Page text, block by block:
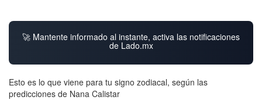
🚀 Mantente informado al instante, activa las notificaciones
de Lado.mx
Esto es lo que viene para tu signo zodiacal, según las
predicciones de Nana Calistar